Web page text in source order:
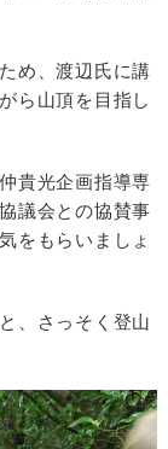
め、渡辺氏に講
ら山頂を目指し
貴光企画指導専
議会との協賛事
をもらいましょ
、さっそく登山